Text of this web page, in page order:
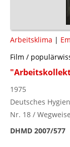
Arbeitsklima |
Film /
1975
Deutsches
Nr. 18 /
DHMD 2007/577